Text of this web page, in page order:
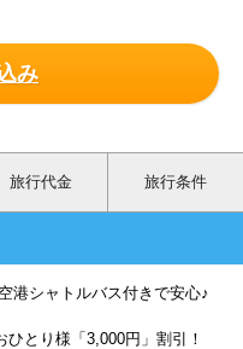
み
旅行代金 旅行条件
港シャトルバス付きで安心♪
ひとり様「3,000円」割引！